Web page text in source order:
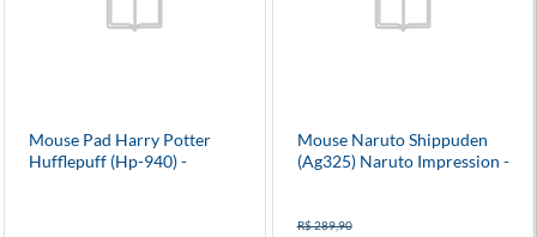
Mouse Pad Harry Potter
Hufflepuff (Hp-940) -
Mouse Naruto Shippuden
(Ag325) Naruto Impression -
R$ 289,90